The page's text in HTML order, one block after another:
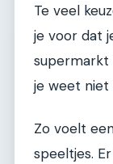
Te veel
je voor dat
supermarkt
je weet niet
Zo voelt
speeltjes.